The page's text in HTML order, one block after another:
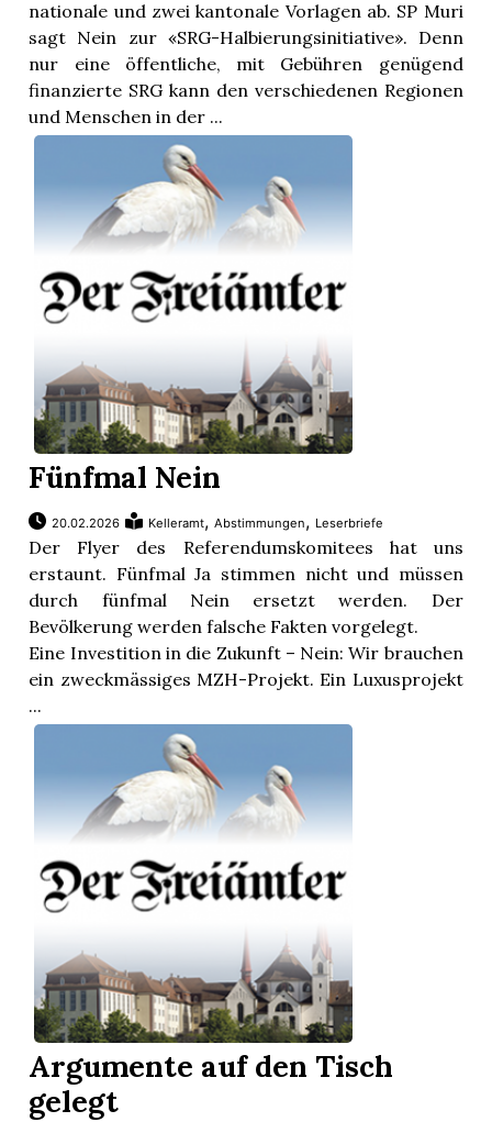
nationale und zwei kantonale Vorlagen ab. SP Muri
sagt Nein zur «SRG-Halbierungsinitiative». Denn
nur eine öffentliche, mit Gebühren genügend
finanzierte SRG kann den verschiedenen Regionen
und Menschen in der ...
Fünfmal Nein
20.02.2026 Kelleramt,Abstimmungen, Leserbriefe
Der Flyer des Referendumskomitees hat uns
erstaunt. Fünfmal Ja stimmen nicht und müssen
durch fünfmal Nein ersetzt werden. Der
Bevölkerung werden falsche Fakten vorgelegt.
Eine Investition in die Zukunft – Nein: Wir brauchen
ein zweckmässiges MZH-Projekt. Ein Luxusprojekt
...
Argumente auf den Tisch
gelegt